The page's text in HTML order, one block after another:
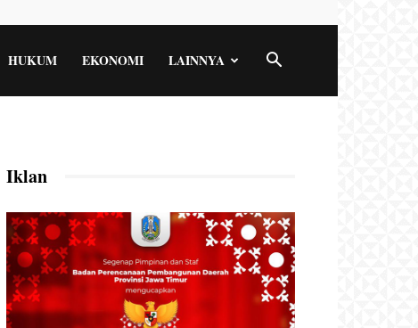
HUKUM EKONOMI LAINNYA
Iklan